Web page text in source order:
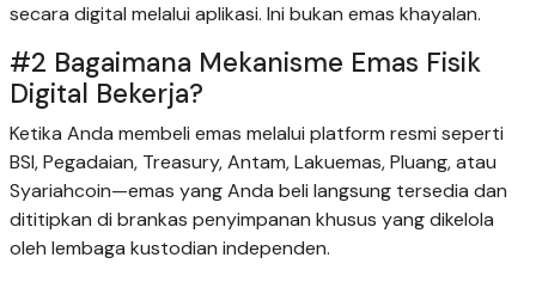
secara digital melalui aplikasi. Ini bukan emas khayalan.
#2 Bagaimana Mekanisme Emas Fisik
Digital Bekerja?
Ketika Anda membeli emas melalui platform resmi seperti
BSI, Pegadaian, Treasury, Antam, Lakuemas, Pluang, atau
Syariahcoin—emas yang Anda beli langsung tersedia dan
dititipkan di brankas penyimpanan khusus yang dikelola
oleh lembaga kustodian independen.